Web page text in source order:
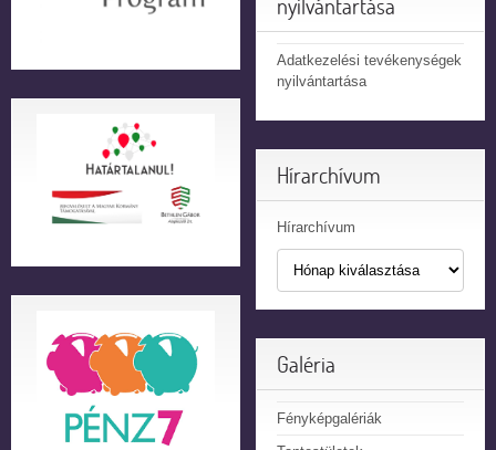
nyilvántartása
Adatkezelési tevékenységek
nyilvántartása
Hírarchívum
Hírarchívum
Galéria
Fényképgalériák